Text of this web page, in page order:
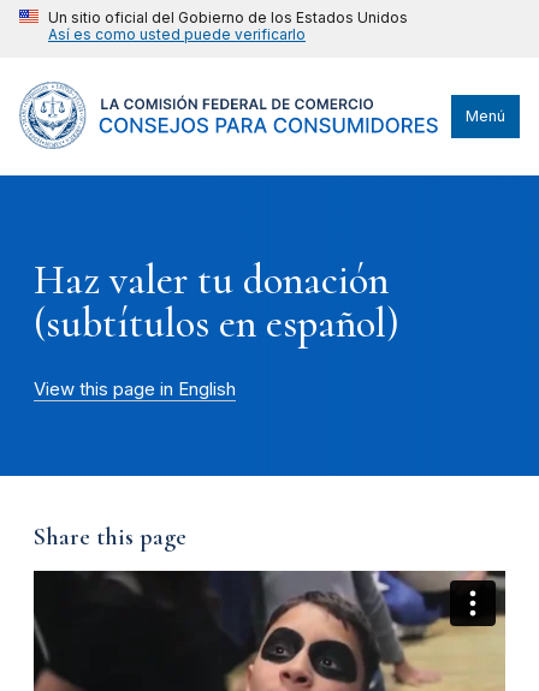
Un sitio oficial del Gobierno de los Estados Unidos
Así es como usted puede verificarlo
Menú
Haz valer tu donación
(subtítulos en español)
View this page in English
Share this page